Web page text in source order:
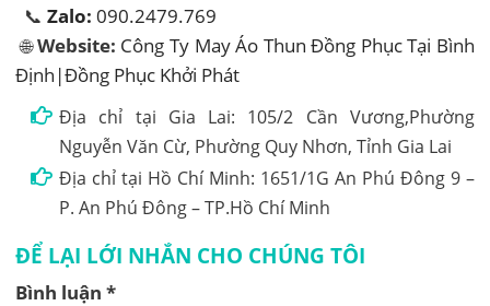
📞Zalo: 090.2479.769
🌐Website: Công Ty May Áo Thun Đồng Phục Tại Bình
Định|Đồng Phục Khởi Phát
Địa chỉ tại Gia Lai: 105/2 Cần Vương,Phường
Nguyễn Văn Cừ, Phường Quy Nhơn, Tỉnh Gia Lai
Địa chỉ tại Hồ Chí Minh: 1651/1G An Phú Đông 9 –
P. An Phú Đông – TP.Hồ Chí Minh
ĐỂ LẠI LỚI NHẮN CHO CHÚNG TÔI
Bình luận*